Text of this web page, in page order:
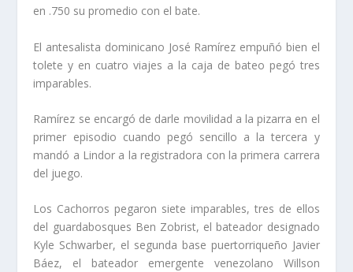
en .750 su promedio con el bate.
El antesalista dominicano José Ramírez empuñó bien el
tolete y en cuatro viajes a la caja de bateo pegó tres
imparables.
Ramírez se encargó de darle movilidad a la pizarra en el
primer episodio cuando pegó sencillo a la tercera y
mandó a Lindor a la registradora con la primera carrera
del juego.
Los Cachorros pegaron siete imparables, tres de ellos
del guardabosques Ben Zobrist, el bateador designado
Kyle Schwarber, el segunda base puertorriqueño Javier
Báez, el bateador emergente venezolano Willson